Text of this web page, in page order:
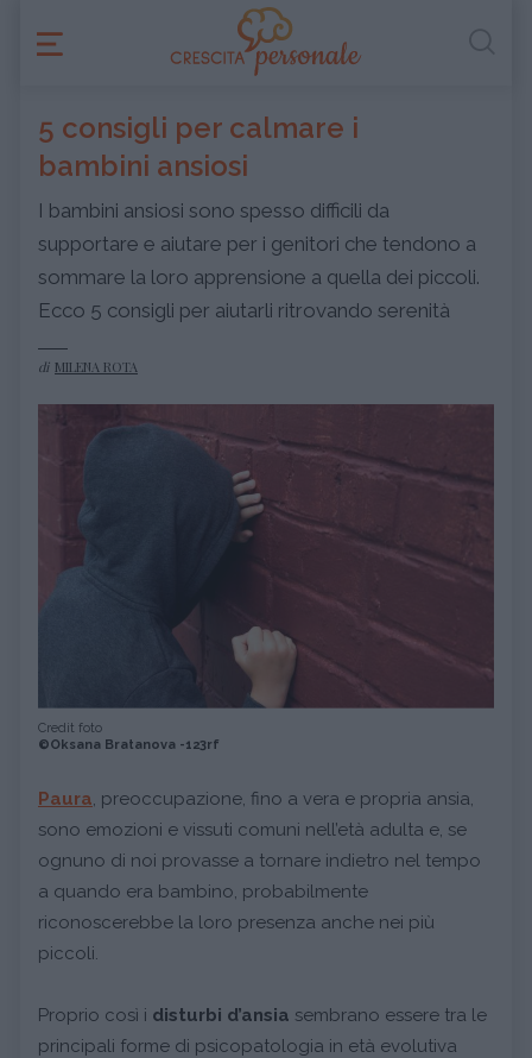
5 consigli per calmare i
bambini ansiosi
I bambini ansiosi sono spesso difficili da
supportare e aiutare per i genitori che tendono a
sommare la loro apprensione a quella dei piccoli.
Ecco 5 consigli per aiutarli ritrovando serenità
di MILENA ROTA
Credit foto
©Oksana Bratanova -123rf
Paura, preoccupazione, fino a vera e propria ansia,
sono emozioni e vissuti comuni nell’età adulta e, se
ognuno di noi provasse a tornare indietro nel tempo
a quando era bambino, probabilmente
riconoscerebbe la loro presenza anche nei più
piccoli.
Proprio così i disturbi d’ansia sembrano essere tra le
principali forme di psicopatologia in età evolutiva